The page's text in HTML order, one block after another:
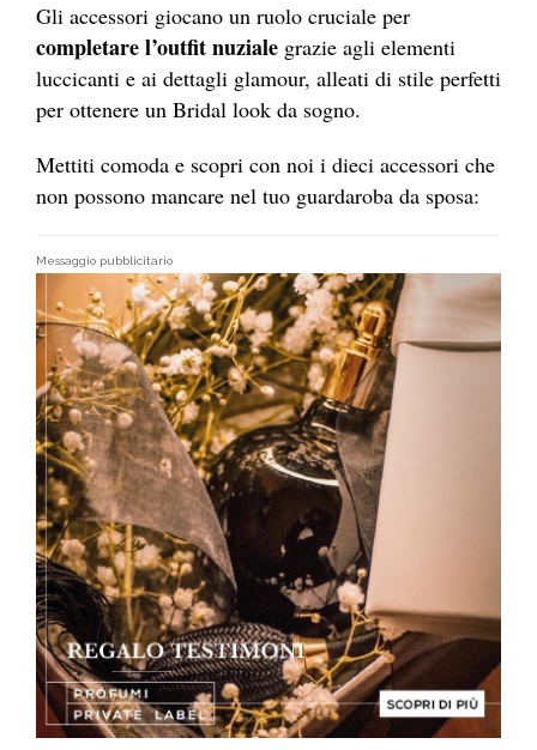
Gli accessori giocano un ruolo cruciale per
completare l’outfit nuziale grazie agli elementi
luccicanti e ai dettagli glamour, alleati di stile perfetti
per ottenere un Bridal look da sogno.
Mettiti comoda e scopri con noi i dieci accessori che
non possono mancare nel tuo guardaroba da sposa:
Messaggio pubblicitario